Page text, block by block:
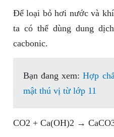
Để loại bỏ hơi nước và
ta có thể dùng dung
cacbonic.
Bạn đang xem:Hợp
mật thú vị từ lớp 11
CO2 + Ca(OH)2 →